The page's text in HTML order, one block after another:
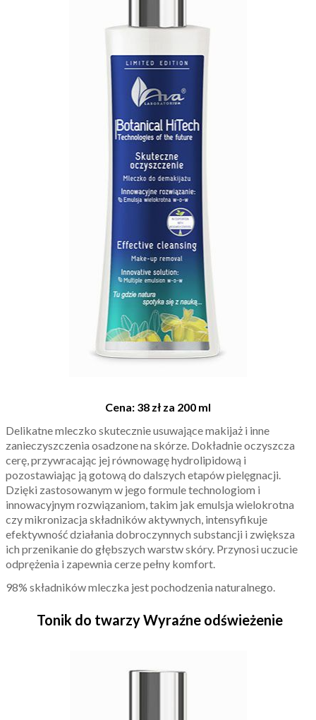
Cena: 38 zł za 200 ml
Delikatne mleczko skutecznie usuwające makijaż i inne
zanieczyszczenia osadzone na skórze. Dokładnie oczyszcza
cerę, przywracając jej równowagę hydrolipidową i
pozostawiając ją gotową do dalszych etapów pielęgnacji.
Dzięki zastosowanym w jego formule technologiom i
innowacyjnym rozwiązaniom, takim jak emulsja wielokrotna
czy mikronizacja składników aktywnych, intensyfikuje
efektywność działania dobroczynnych substancji i zwiększa
ich przenikanie do głębszych warstw skóry. Przynosi uczucie
odprężenia i zapewnia cerze pełny komfort.
98% składników mleczka jest pochodzenia naturalnego.
Tonik do twarzy Wyraźne odświeżenie